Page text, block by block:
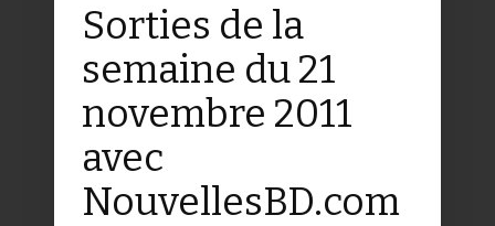
Sorties de la
semaine du 21
novembre 2011
avec
NouvellesBD.com